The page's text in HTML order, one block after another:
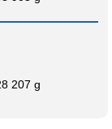
207 g